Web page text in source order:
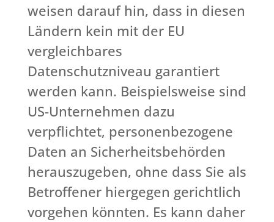
weisen darauf hin, dass in diesen
Ländern kein mit der EU
vergleichbares
Datenschutzniveau garantiert
werden kann. Beispielsweise sind
US-Unternehmen dazu
verpflichtet, personenbezogene
Daten an Sicherheitsbehörden
herauszugeben, ohne dass Sie als
Betroffener hiergegen gerichtlich
vorgehen könnten. Es kann daher